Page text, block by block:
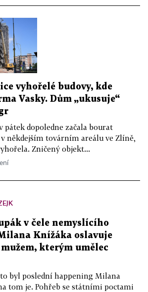
vyhořelé budovy, kde
Vasky. Dům „ukusuje“
dopoledne začala bourat
někdejším továrním areálu ve Zlíně,
Zničený objekt...
v čele nemyslícího
Knížáka oslavuje
kterým umělec
byl poslední happening Milana
tom je. Pohřeb se státními poctami